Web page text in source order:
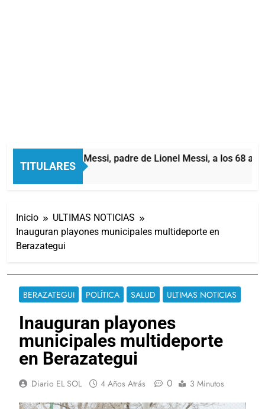
TITULARES
Murió Jorge Messi, padre de Lionel Messi, a los 68 años
1 Hora Atrás
Inicio
ULTIMAS NOTICIAS
Inauguran playones municipales multideporte en
Berazategui
BERAZATEGUI POLÍTICA SALUD ULTIMAS NOTICIAS
Inauguran playones
municipales multideporte
en Berazategui
Diario EL SOL 4 Años Atrás 0 3 Minutos